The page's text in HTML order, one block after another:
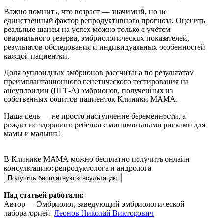
Важно помнить, что возраст — значимый, но не
единственный фактор репродуктивного прогноза. Оценить
реальные шансы на успех можно только с учётом
овариального резерва, эмбриологических показателей,
результатов обследования и индивидуальных особенностей
каждой пациентки.
Доля эуплоидных эмбрионов рассчитана по результатам
преимплантационного генетического тестирования на
анеуплоидии (ПГТ-А) эмбрионов, полученных из
собственных ооцитов пациенток Клиники МАМА.
Наша цель — не просто наступление беременности, а
рождение здорового ребенка с минимальными рисками для
мамы и малыша!
В Клинике МАМА можно бесплатно получить онлайн
консультацию: репродуктолога и андролога
Получить бесплатную консультацию
Над статьей работали:
Автор — Эмбриолог, заведующий эмбриологической
лабораторией Леонов Николай Викторович